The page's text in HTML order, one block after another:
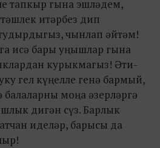
тапкыр гына эшләдем,
итәрбез дип
чынлап әйтәм!
исә бары уңышлар гына
курыкмагыз! Әти-
гел күңелле генә бармый,
балаларны моңа әзерләргә
дигән сүз. Барлык
иделәр, барысы да